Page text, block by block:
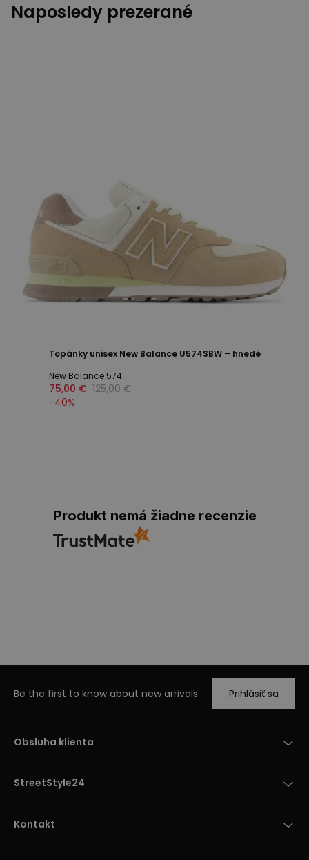
Naposledy prezerané
Topánky unisex New Balance U574SBW – hnedé
New Balance 574
75,00 € 125,00 €
-40%
Produkt nemá žiadne recenzie
Be the first to know about new arrivals Prihlásiť sa
Obsluha klienta
StreetStyle24
Kontakt